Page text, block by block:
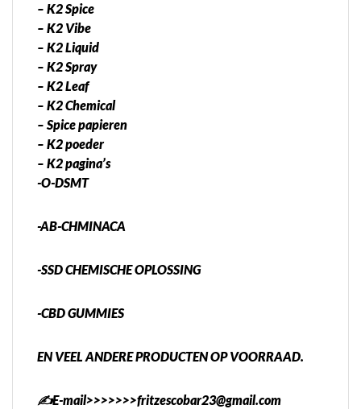
– K2 Spice
– K2 Vibe
– K2 Liquid
– K2 Spray
– K2 Leaf
– K2 Chemical
– Spice papieren
– K2 poeder
– K2 pagina’s
-O-DSMT
-AB-CHMINACA
-SSD CHEMISCHE OPLOSSING
-CBD GUMMIES
EN VEEL ANDERE PRODUCTEN OP VOORRAAD.
✍️E-mail>>>>>>>fritzescobar23@gmail.com